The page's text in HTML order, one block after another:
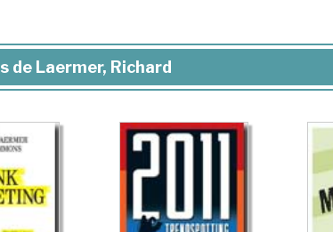
de Laermer, Richard